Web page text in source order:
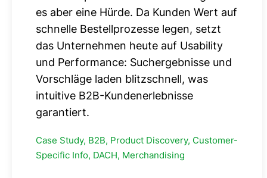
es aber eine Hürde. Da Kunden Wert auf
schnelle Bestellprozesse legen, setzt
das Unternehmen heute auf Usability
und Performance: Suchergebnisse und
Vorschläge laden blitzschnell, was
intuitive B2B-Kundenerlebnisse
garantiert.
Case Study, B2B, Product Discovery, Customer-
Specific Info, DACH, Merchandising